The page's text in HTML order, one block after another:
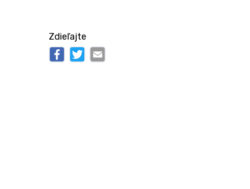
Zdieľajte